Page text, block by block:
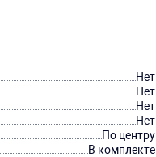
Нет
Нет
Нет
Нет
По центру
В комплекте